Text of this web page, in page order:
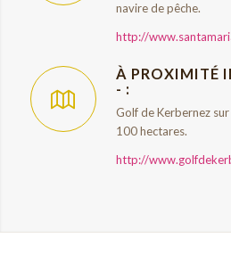
navire de pêche.
http://
À PROXIMITÉ
- :
Golf de Kerbernez
100 hectares.
http://